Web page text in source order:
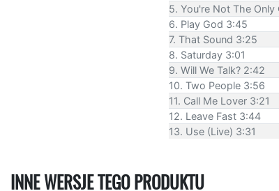
5. You're Not The Only
6. Play God 3:45
7. That Sound 3:25
8. Saturday 3:01
9. Will We Talk? 2:42
10. Two People 3:56
11. Call Me Lover 3:21
12. Leave Fast 3:44
13. Use (Live) 3:31
INNE WERSJE TEGO PRODUKTU